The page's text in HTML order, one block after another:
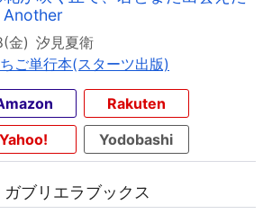
Another
金) 汐見夏衛
ご単行本(スターツ出版)
Rakuten
Yahoo!
Yodobashi
ブリエラブックス